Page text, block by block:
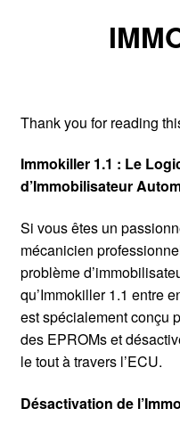
Thank you for reading
Immokiller 1.1 : Le
d’Immobilisateur
Si vous êtes un
mécanicien
problème
qu’Immokiller 1.1 entre
est spécialement conçu
des EPROMs et
le tout à travers l’ECU.
Désactivation de